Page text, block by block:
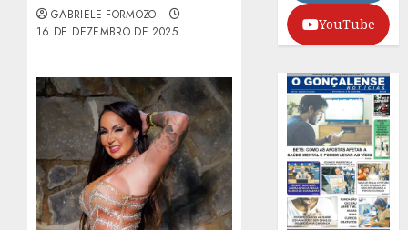
GABRIELE FORMOZO
16 DE DEZEMBRO DE 2025
YouTube